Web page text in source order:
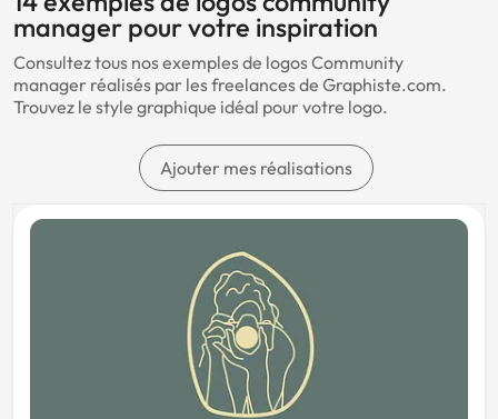
Streamer Monochrome
Formation
Salon de thé
Bois
manager pour votre inspiration
Consultez tous nos exemples de logos Community
manager réalisés par les freelances de Graphiste.com.
Trouvez le style graphique idéal pour votre logo.
Ajouter mes réalisations